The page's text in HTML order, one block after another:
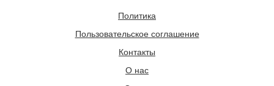
Политика
Пользовательское соглашение
Контакты
О нас